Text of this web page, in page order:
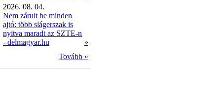
2026. 08. 04.
Nem zárult be minden
ajtó: több slágerszak is
nyitva maradt az SZTE-n
- delmagyar.hu
»
Tovább »